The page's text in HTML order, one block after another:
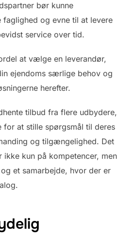
bør kunne
faglighed og evne til at levere
service over tid.
at vælge en leverandør,
ejendoms særlige behov og
herefter.
tilbud fra flere udbydere,
at stille spørgsmål til deres
og tilgængelighed. Det
ikke kun på kompetencer, men
et samarbejde, hvor der er